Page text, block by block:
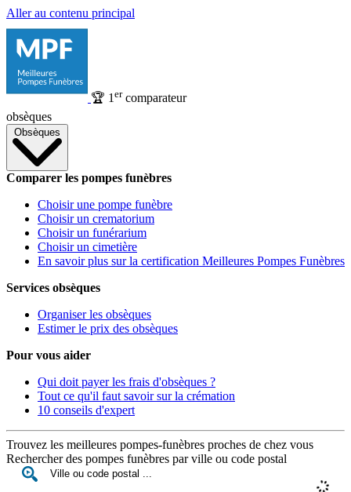
Aller au contenu principal
🏆 1 ercomparateur
obsèques
Obsèques
Comparer les pompes funèbres
Choisir une pompe funèbre
Choisir un crematorium
Choisir un funérarium
Choisir un cimetière
En savoir plus sur la certification Meilleures Pompes Funèbres
Services obsèques
Organiser les obsèques
Estimer le prix des obsèques
Pour vous aider
Qui doit payer les frais d'obsèques ?
Tout ce qu'il faut savoir sur la crémation
10 conseils d'expert
Trouvez les meilleures pompes-funèbres proches de chez vous
Rechercher des pompes funèbres par ville ou code postal